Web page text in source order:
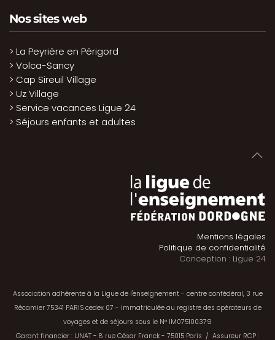
Nos sites web
> La Peyrière en Périgord
> Volca-Sancy
> Cap Sireuil Village
> Uz Village
> Service vacances Ligue 24
> Séjours enfants et adultes
Mentions légales
Politique de confidentialité
Conception : Ligue 24
Association adhérente à la Ligue de l'enseignement - centre confédéral, 3 rue
Récamier 75341 PARIS cedex 07 - immatriculée au registre des opérateurs de
voyages et de séjours sous le N° IM075100379
Garant financier : UNAT - 8 rue César Franck - 75015 Paris / Assureur RCP :